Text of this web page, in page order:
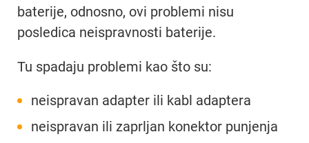
baterije, odnosno, ovi problemi nisu
posledica neispravnosti baterije.
Tu spadaju problemi kao što su:
neispravan adapter ili kabl adaptera
neispravan ili zaprljan konektor punjenja